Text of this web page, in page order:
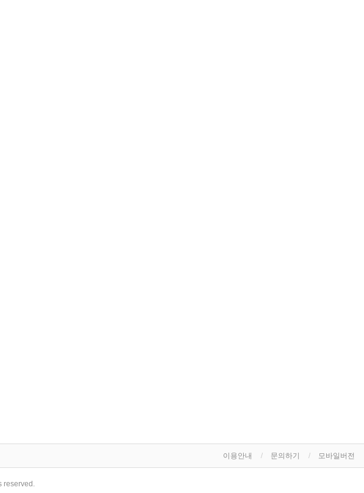
이용안내 문의하기 모바일버전
reserved.